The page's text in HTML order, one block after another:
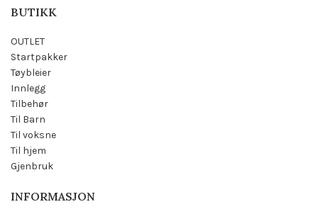
BUTIKK
OUTLET
Startpakker
Tøybleier
Innlegg
Tilbehør
Til Barn
Til voksne
Til hjem
Gjenbruk
INFORMASJON